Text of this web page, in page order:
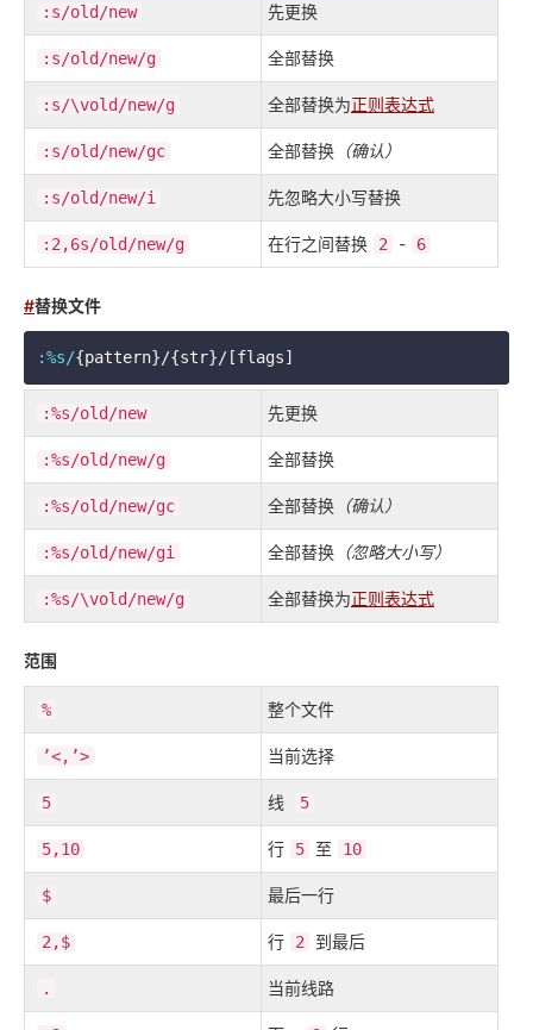
:s/old/new 先更换
:s/old/new/g 全部替换
:s/\vold/new/g 全部替换为正则表达式
:s/old/new/gc 全部替换 （确认）
:s/old/new/i 先忽略大小写替换
:2,6s/old/new/g 在行之间替换 2 - 6
#替换文件
:%s/{pattern}/{str}/[flags]
:%s/old/new 先更换
:%s/old/new/g 全部替换
:%s/old/new/gc 全部替换 （确认）
:%s/old/new/gi 全部替换 （忽略大小写）
:%s/\vold/new/g 全部替换为正则表达式
范围
% 整个文件
’<,’> 当前选择
5 线 5
5,10 行 5 至 10
$ 最后一行
2,$ 行 2 到最后
. 当前线路